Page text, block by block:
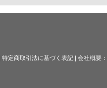
特定商取引法に基づく表記 会社概要：